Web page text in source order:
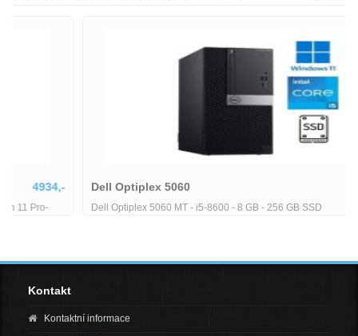
Dell Optiplex 5060
Dell Optiplex 5060 MT - i5-8600 - 8 GB - 256 GB SSD
Kontakt
Kontaktní informace